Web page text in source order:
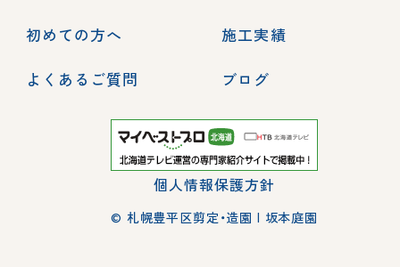
初めての方へ
施工実績
よくあるご質問
ブログ
個人情報保護方針
© 札幌豊平区剪定・造園 | 坂本庭園